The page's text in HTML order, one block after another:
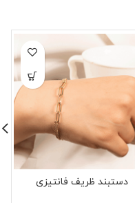
دستبند ظریف فانتیزی